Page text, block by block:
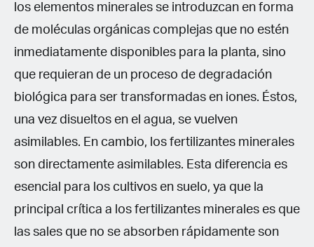
los elementos minerales se introduzcan en forma
de moléculas orgánicas complejas que no estén
inmediatamente disponibles para la planta, sino
que requieran de un proceso de degradación
biológica para ser transformadas en iones. Éstos,
una vez disueltos en el agua, se vuelven
asimilables. En cambio, los fertilizantes minerales
son directamente asimilables. Esta diferencia es
esencial para los cultivos en suelo, ya que la
principal crítica a los fertilizantes minerales es que
las sales que no se absorben rápidamente son